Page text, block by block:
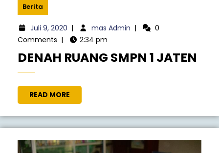
Berita
Juli 9, 2020 | mas Admin |
0
Comments | 2:34 pm
DENAH RUANG SMPN 1 JATEN
READ MORE